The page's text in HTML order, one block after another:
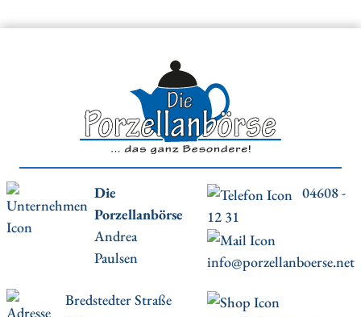
Die
Porzellanbörse
Andrea
Paulsen
04608 -
12 31
info@porzellanboerse.net
Bredstedter Straße